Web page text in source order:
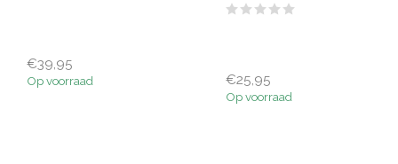
€39,95
Op voorraad €25,95
Op voorraad